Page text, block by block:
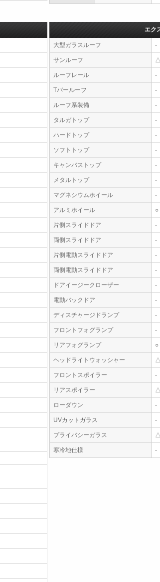
エク
大型ガラスルーフ -
サンルーフ △
ルーフレール -
Tバールーフ -
ルーフ系装備 -
タルガトップ -
ハードトップ -
ソフトトップ -
キャンバストップ -
メタルトップ -
マグネシウムホイール -
アルミホイール ○
片側スライドドア -
両側スライドドア -
片側電動スライドドア -
両側電動スライドドア -
ドアイージークローザー -
電動バックドア -
ディスチャージドランプ -
フロントフォグランプ -
リアフォグランプ ○
ヘッドライトウォッシャー △
フロントスポイラー -
リアスポイラー △
ローダウン -
UVカットガラス -
プライバシーガラス △
寒冷地仕様 -